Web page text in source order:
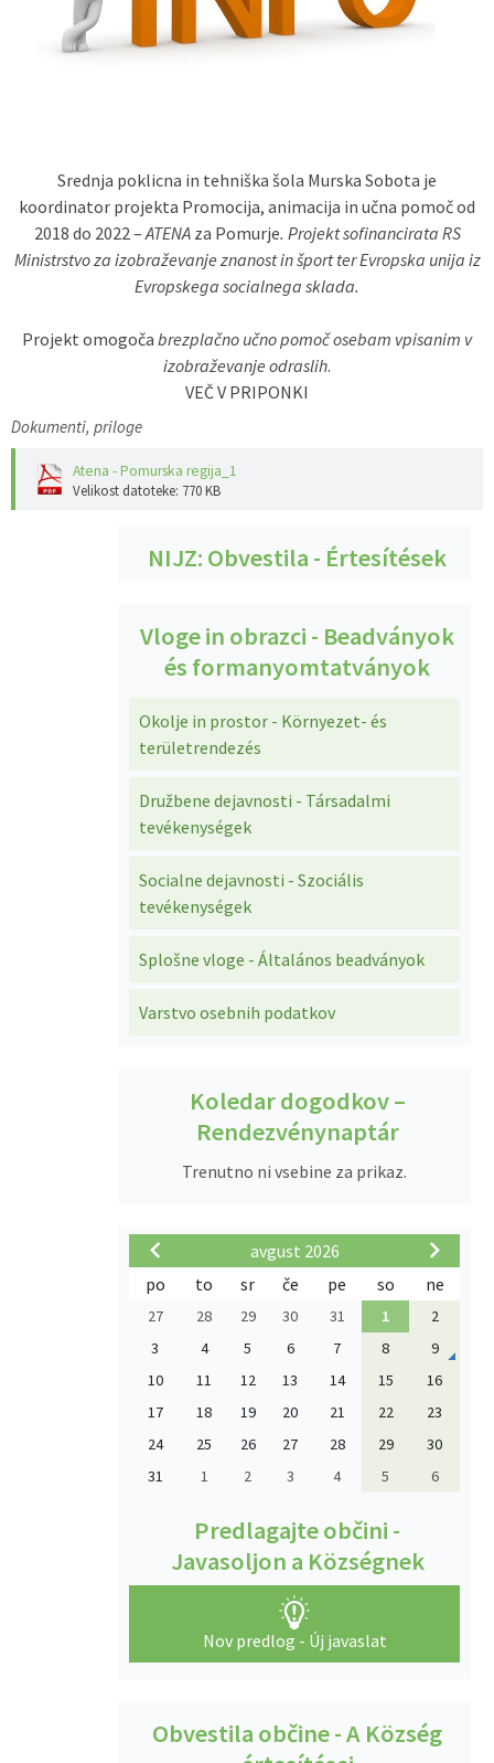
Srednja poklicna in tehniška šola Murska Sobota je
koordinator projekta Promocija, animacija in učna pomoč od
2018 do 2022 –ATENA za Pomurje. Projekt sofinancirata RS
Ministrstvo za izobraževanje znanost in šport ter Evropska unija iz
Evropskega socialnega sklada.
Projekt omogoča brezplačno učno pomoč osebam vpisanim v
izobraževanje odraslih.
VEČ V PRIPONKI
Dokumenti, priloge
Atena - Pomurska regija_1
Velikost datoteke: 770 KB
NIJZ: Obvestila - Értesítések
Vloge in obrazci - Beadványok
és formanyomtatványok
Okolje in prostor - Környezet- és
területrendezés
Družbene dejavnosti - Társadalmi
tevékenységek
Socialne dejavnosti - Szociális
tevékenységek
Splošne vloge - Általános beadványok
Varstvo osebnih podatkov
Koledar dogodkov –
Rendezvénynaptár
Trenutno ni vsebine za prikaz.
avgust 2026
po
to sr če pe so ne
27 28 29 30 31 1
2
3
4 5 6 7 8
9
10
11 12 13 14 15
16
17
18 19 20 21 22
23
24
25 26 27 28 29
30
31
1 2 3 4 5 6
Predlagajte občini -
Javasoljon a Községnek
Nov predlog - Új javaslat
Obvestila občine - A Község
Predpisi - Előírások
Lokalne volitve